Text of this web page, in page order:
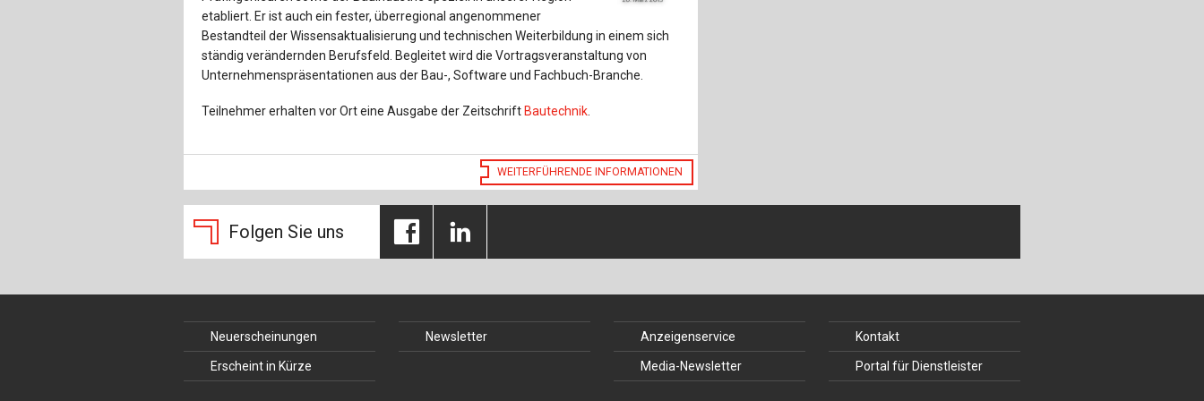
Baustoffe
Bautechnikgeschichte
E&S Zeitlos
etabliert. Er ist auch ein fester, überregional angenommener
Bestandteil der Wissensaktualisierung und technischen Weiterbildung in einem sich
ständig verändernden Berufsfeld. Begleitet wird die Vortragsveranstaltung von
Unternehmenspräsentationen aus der Bau-, Software und Fachbuch-Branche.
Teilnehmer erhalten vor Ort eine Ausgabe der ZeitschriftBautechnik
WEITERFÜHRENDE INFORMATIONEN
Folgen Sie uns
Neuerscheinungen
Erscheint in Kürze
Newsletter Anzeigenservice
Media-Newsletter
Kontakt
Portal für Dienstleister